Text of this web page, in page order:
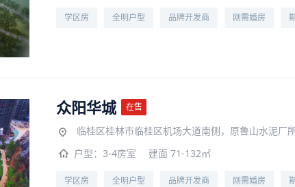
学区房 全明户型 品牌开发商 刚需婚房
众阳华城 在售
临桂区桂林市临桂区机场大道南侧，原鲁山水泥厂所
户型： 3-4房室 建面 71-132㎡
学区房 全明户型 品牌开发商 刚需婚房